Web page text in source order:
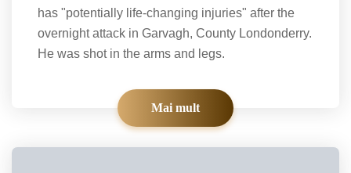
has "potentially life-changing injuries" after the
overnight attack in Garvagh, County Londonderry.
He was shot in the arms and legs.
Mai mult